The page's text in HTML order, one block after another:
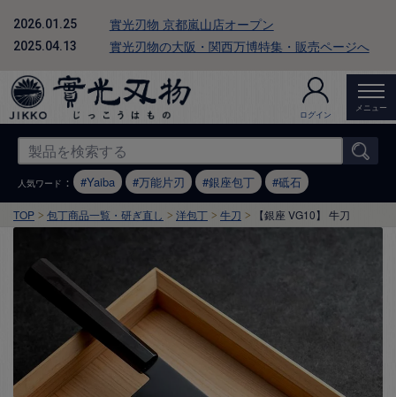
2026.01.25 實光刃物 京都嵐山店オープン
2025.04.13 實光刃物の大阪・関西万博特集・販売ページへ
ログイン
メニュー
人気ワード ： Yaiba 万能片刃 銀座包丁 砥石
TOP 包丁商品一覧・研ぎ直し 洋包丁 牛刀 【銀座 VG10】 牛刀